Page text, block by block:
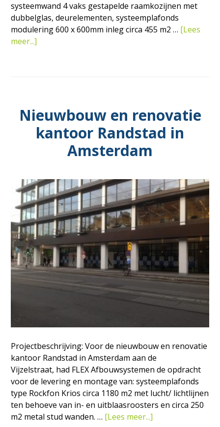
systeemwand 4 vaks gestapelde raamkozijnen met
dubbelglas, deurelementen, systeemplafonds
modulering 600 x 600mm inleg circa 455 m2 … [Lees
meer...]
in
Apeldoorn
Nieuwbouw en renovatie
kantoor Randstad in
Amsterdam
Projectbeschrijving: Voor de nieuwbouw en renovatie
kantoor Randstad in Amsterdam aan de
Vijzelstraat, had FLEX Afbouwsystemen de opdracht
voor de levering en montage van: systeemplafonds
type Rockfon Krios circa 1180 m2 met lucht/ lichtlijnen
ten behoeve van in- en uitblaasroosters en circa 250
m2 metal stud wanden. … [Lees meer...]